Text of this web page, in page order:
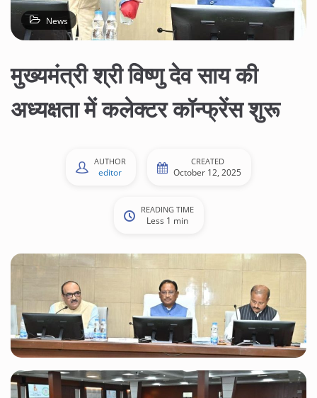
News
मुख्यमंत्री श्री विष्णु देव साय की
अध्यक्षता में कलेक्टर कॉन्फ्रेंस शुरू
AUTHOR
editor
CREATED
October 12, 2025
READING TIME
Less 1 min